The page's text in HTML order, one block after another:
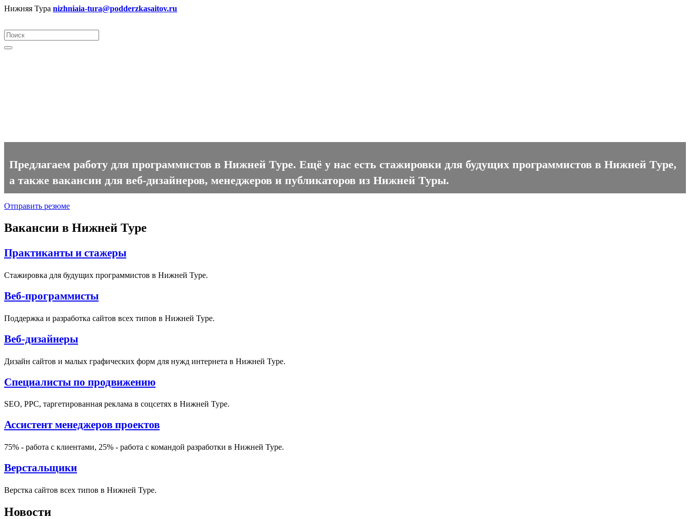
Нижняя Тура nizhniaia-tura@podderzkasaitov.ru
Предлагаем работу для программистов в Нижней Туре. Ещё у нас есть стажировки для будущих программистов в Нижней Туре,
а также вакансии для веб-дизайнеров, менеджеров и публикаторов из Нижней Туры.
Отправить резюме
Вакансии в Нижней Туре
Практиканты и стажеры
Стажировка для будущих программистов в Нижней Туре.
Веб-программисты
Поддержка и разработка сайтов всех типов в Нижней Туре.
Веб-дизайнеры
Дизайн сайтов и малых графических форм для нужд интернета в Нижней Туре.
Специалисты по продвижению
SEO, PPC, таргетированная реклама в соцсетях в Нижней Туре.
Ассистент менеджеров проектов
75% - работа с клиентами, 25% - работа с командой разработки в Нижней Туре.
Верстальщики
Верстка сайтов всех типов в Нижней Туре.
Новости